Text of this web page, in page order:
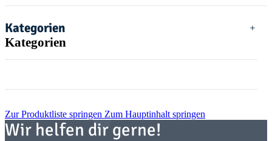
Kategorien
Kategorien
Zur Produktliste springen Zum Hauptinhalt springen
Wir helfen dir gerne!